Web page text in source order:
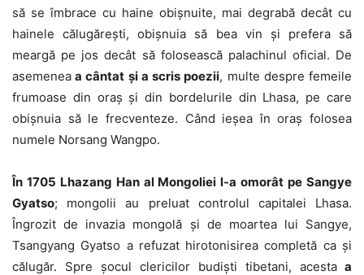
să se îmbrace cu haine obişnuite, mai degrabă decât cu
hainele călugăreşti, obişnuia să bea vin şi prefera să
meargă pe jos decât să folosească palachinul oficial. De
asemenea a cântat şi a scris poezii, multe despre femeile
frumoase din oraş şi din bordelurile din Lhasa, pe care
obişnuia să le frecventeze. Când ieşea în oraş folosea
numele Norsang Wangpo.
În 1705 Lhazang Han al Mongoliei l-a omorât pe Sangye
Gyatso; mongolii au preluat controlul capitalei Lhasa.
Îngrozit de invazia mongolă şi de moartea lui Sangye,
Tsangyang Gyatso a refuzat hirotonisirea completă ca şi
călugăr. Spre şocul clericilor budişti tibetani, acesta a